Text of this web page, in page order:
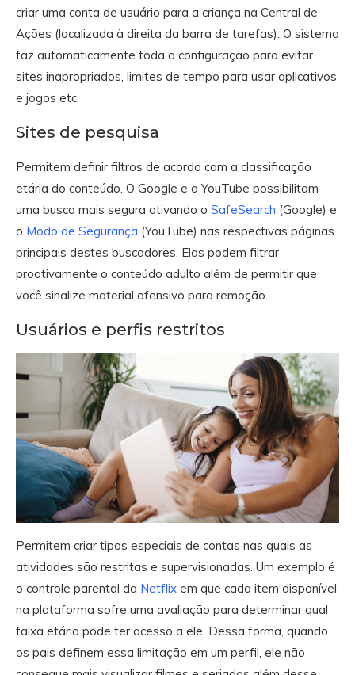
criar uma conta de usuário para a criança na Central de
Ações (localizada à direita da barra de tarefas). O sistema
faz automaticamente toda a configuração para evitar
sites inapropriados, limites de tempo para usar aplicativos
e jogos etc.
Sites de pesquisa
Permitem definir filtros de acordo com a classificação
etária do conteúdo. O Google e o YouTube possibilitam
uma busca mais segura ativando o SafeSearch (Google) e
o Modo de Segurança (YouTube) nas respectivas páginas
principais destes buscadores. Elas podem filtrar
proativamente o conteúdo adulto além de permitir que
você sinalize material ofensivo para remoção.
Usuários e perfis restritos
Permitem criar tipos especiais de contas nas quais as
atividades são restritas e supervisionadas. Um exemplo é
o controle parental da Netflix em que cada item disponível
na plataforma sofre uma avaliação para determinar qual
faixa etária pode ter acesso a ele. Dessa forma, quando
os pais definem essa limitação em um perfil, ele não